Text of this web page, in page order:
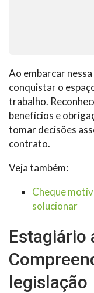
Ao embarcar
conquistar o
trabalho.
benefícios e
tomar decisões
contrato.
Veja também:
Cheque
solucionar
Estagiário
legislação